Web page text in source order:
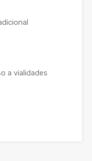
a vialidades